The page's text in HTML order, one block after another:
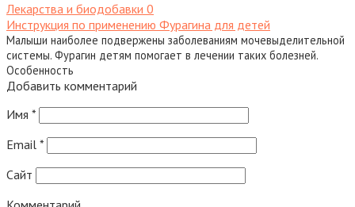
Лекарства и биодобавки 0
Инструкция по применению Фурагина для детей
Малыши наиболее подвержены заболеваниям мочевыделительной
системы. Фурагин детям помогает в лечении таких болезней.
Особенность
Добавить комментарий
Имя *
Email *
Сайт